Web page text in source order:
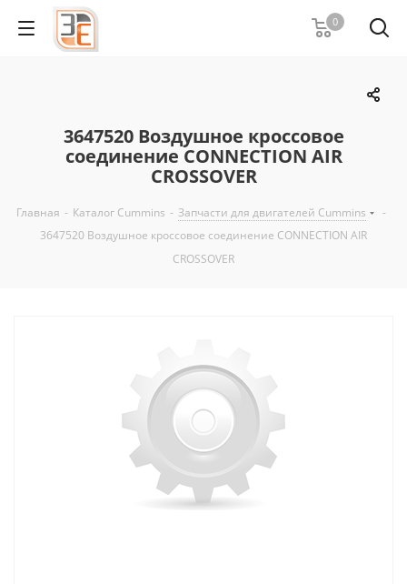
0
3647520 Воздушное кроссовое
соединение CONNECTION AIR
CROSSOVER
Главная - Каталог Cummins - Запчасти для двигателей Cummins
-
3647520 Воздушное кроссовое соединение CONNECTION AIR
CROSSOVER